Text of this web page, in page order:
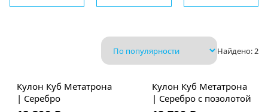
Найдено: 2
Кулон Куб Метатрона
| Серебро
Кулон Куб Метатрона
| Серебро с позолотой